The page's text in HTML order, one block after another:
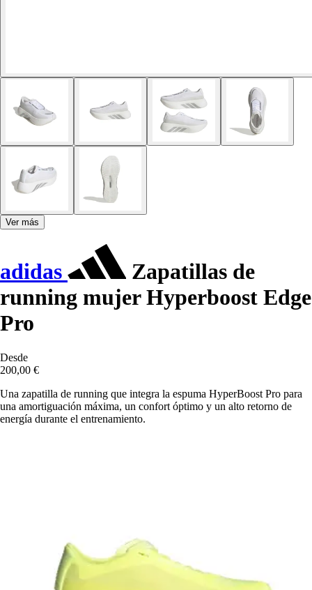
Ver más
adidas
Zapatillas de
running mujer Hyperboost Edge
Pro
Desde
200,00 €
Una zapatilla de running que integra la espuma HyperBoost Pro para
una amortiguación máxima, un confort óptimo y un alto retorno de
energía durante el entrenamiento.